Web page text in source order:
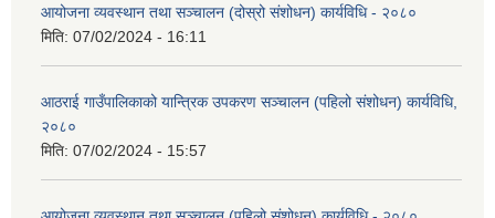
आयोजना व्यवस्थान तथा सञ्चालन (दोस्रो संशोधन) कार्यविधि - २०८०
मिति: 07/02/2024 - 16:11
आठराई गाउँपालिकाको यान्त्रिक उपकरण सञ्चालन (पहिलो संशोधन) कार्यविधि,
२०८०
मिति: 07/02/2024 - 15:57